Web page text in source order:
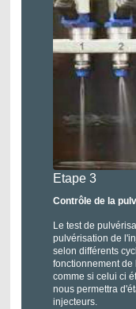
Etape 3
Contrôle de la
Le test de
pulvérisation de
selon différents
fonctionnement de
comme si celui ci
nous permettra
injecteurs.